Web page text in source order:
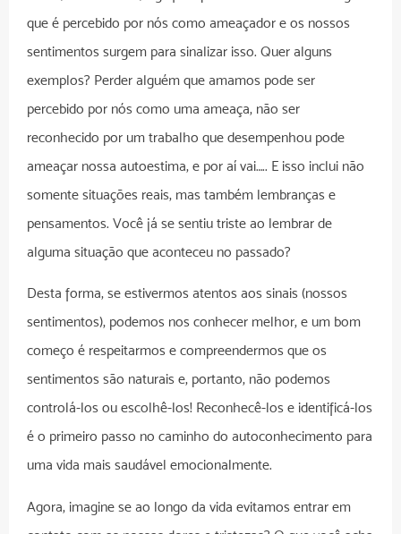
que é percebido por nós como ameaçador e os nossos
sentimentos surgem para sinalizar isso. Quer alguns
exemplos? Perder alguém que amamos pode ser
percebido por nós como uma ameaça, não ser
reconhecido por um trabalho que desempenhou pode
ameaçar nossa autoestima, e por aí vai….. E isso inclui não
somente situações reais, mas também lembranças e
pensamentos. Você já se sentiu triste ao lembrar de
alguma situação que aconteceu no passado?
Desta forma, se estivermos atentos aos sinais (nossos
sentimentos), podemos nos conhecer melhor, e um bom
começo é respeitarmos e compreendermos que os
sentimentos são naturais e, portanto, não podemos
controlá-los ou escolhê-los! Reconhecê-los e identificá-los
é o primeiro passo no caminho do autoconhecimento para
uma vida mais saudável emocionalmente.
Agora, imagine se ao longo da vida evitamos entrar em